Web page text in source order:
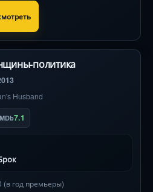
политика
Husband
7.1
(в год премьеры)